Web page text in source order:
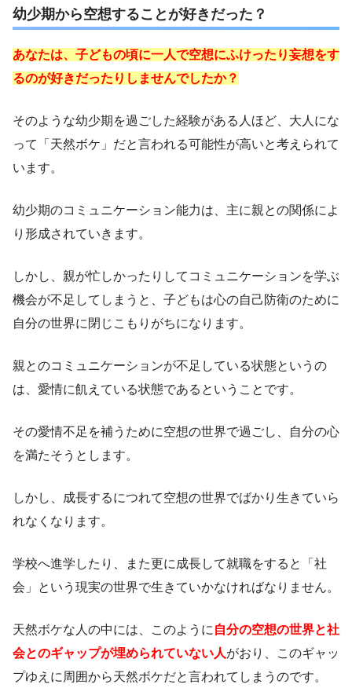
幼少期から空想することが好きだった？
あなたは、子どもの頃に一人で空想にふけったり妄想をす
るのが好きだったりしませんでしたか？
そのような幼少期を過ごした経験がある人ほど、大人にな
って「天然ボケ」だと言われる可能性が高いと考えられて
います。
幼少期のコミュニケーション能力は、主に親との関係によ
り形成されていきます。
しかし、親が忙しかったりしてコミュニケーションを学ぶ
機会が不足してしまうと、子どもは心の自己防衛のために
自分の世界に閉じこもりがちになります。
親とのコミュニケーションが不足している状態というの
は、愛情に飢えている状態であるということです。
その愛情不足を補うために空想の世界で過ごし、自分の心
を満たそうとします。
しかし、成長するにつれて空想の世界でばかり生きていら
れなくなります。
学校へ進学したり、また更に成長して就職をすると「社
会」という現実の世界で生きていかなければなりません。
天然ボケな人の中には、このように 自分の空想の世界と社
会とのギャップが埋められていない人がおり、このギャッ
プゆえに周囲から天然ボケだと言われてしまうのです。